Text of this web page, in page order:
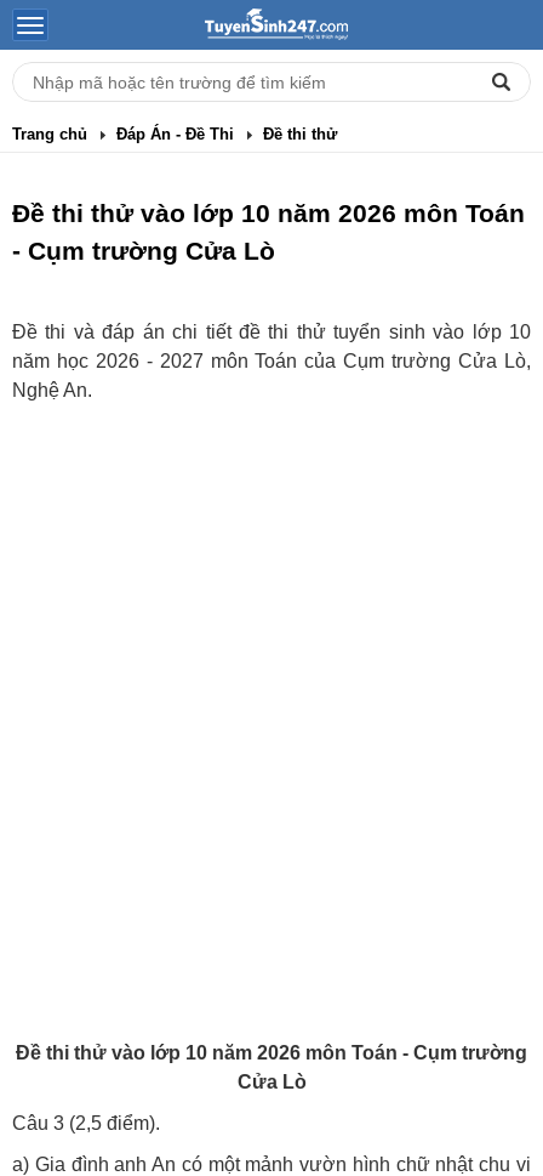
Trang chủ Đáp Án - Đề Thi Đề thi thử
Đề thi thử vào lớp 10 năm 2026 môn Toán
- Cụm trường Cửa Lò
Đề thi và đáp án chi tiết đề thi thử tuyển sinh vào lớp 10
năm học 2026 - 2027 môn Toán của Cụm trường Cửa Lò,
Nghệ An.
Đề thi thử vào lớp 10 năm 2026 môn Toán - Cụm trường
Cửa Lò
Câu 3 (2,5 điểm).
a) Gia đình anh An có một mảnh vườn hình chữ nhật chu vi